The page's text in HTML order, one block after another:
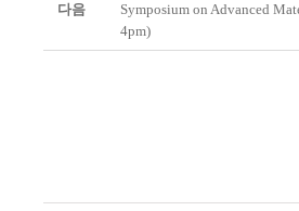
다음
Symposium on Advanced
4pm)